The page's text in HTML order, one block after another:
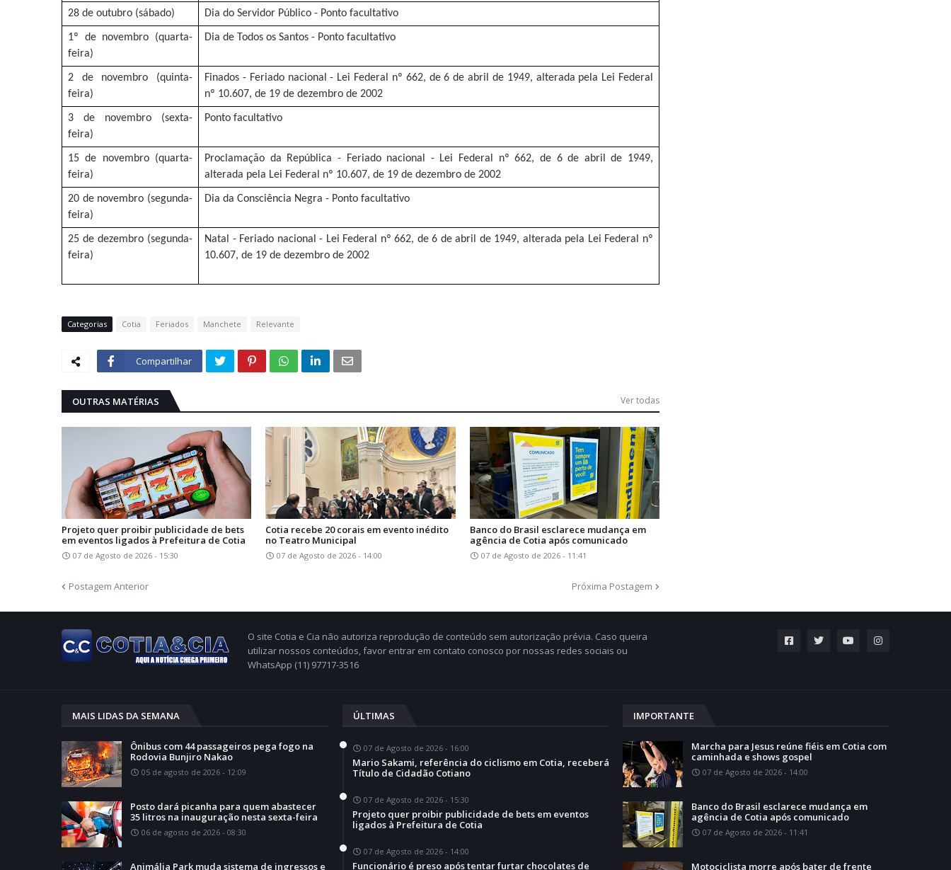
28 de outubro (sábado) Dia do Servidor Público - Ponto facultativo
1º de novembro (quarta-
feira)
Dia de Todos os Santos - Ponto facultativo
2 de novembro (quinta-
feira)
Finados - Feriado nacional - Lei Federal nº 662, de 6 de abril de 1949, alterada pela Lei Federal
nº 10.607, de 19 de dezembro de 2002
3 de novembro (sexta-
feira)
Ponto facultativo
15 de novembro (quarta-
feira)
Proclamação da República - Feriado nacional - Lei Federal nº 662, de 6 de abril de 1949,
alterada pela Lei Federal nº 10.607, de 19 de dezembro de 2002
20 de novembro (segunda-
feira)
Dia da Consciência Negra - Ponto facultativo
25 de dezembro (segunda-
feira)
Natal - Feriado nacional - Lei Federal nº 662, de 6 de abril de 1949, alterada pela Lei Federal nº
10.607, de 19 de dezembro de 2002
Categorias Cotia Feriados Manchete Relevante
Compartilhar
OUTRAS MATÉRIAS Ver todas
Projeto quer proibir publicidade de bets
em eventos ligados à Prefeitura de Cotia
07 de Agosto de 2026 - 15:30
Cotia recebe 20 corais em evento inédito
no Teatro Municipal
07 de Agosto de 2026 - 14:00
Banco do Brasil esclarece mudança em
agência de Cotia após comunicado
07 de Agosto de 2026 - 11:41
Postagem Anterior Próxima Postagem
O site Cotia e Cia não autoriza reprodução de conteúdo sem autorização prévia. Caso queira
utilizar nossos conteúdos, favor entrar em contato conosco por nossas redes sociais ou
WhatsApp (11) 97717-3516
MAIS LIDAS DA SEMANA
Ônibus com 44 passageiros pega fogo na
Rodovia Bunjiro Nakao
05 de agosto de 2026 - 12:09
Posto dará picanha para quem abastecer
35 litros na inauguração nesta sexta-feira
06 de agosto de 2026 - 08:30
Animália Park muda sistema de ingressos e
ÚLTIMAS
07 de Agosto de 2026 - 16:00
Mario Sakami, referência do ciclismo em Cotia, receberá
Título de Cidadão Cotiano
07 de Agosto de 2026 - 15:30
Projeto quer proibir publicidade de bets em eventos
ligados à Prefeitura de Cotia
07 de Agosto de 2026 - 14:00
Funcionário é preso após tentar furtar chocolates de
IMPORTANTE
Marcha para Jesus reúne fiéis em Cotia com
caminhada e shows gospel
07 de Agosto de 2026 - 14:00
Banco do Brasil esclarece mudança em
agência de Cotia após comunicado
07 de Agosto de 2026 - 11:41
Motociclista morre após bater de frente